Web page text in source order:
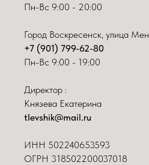
Пн-Вс 9:00 - 20:00
Город Воскресенск, улица
+7 (901) 799-62-80
Пн-Вс 9:00 - 19:00
Директор :
Князева Екатерина
tlevshik@mail.ru
ИНН 502240653593
ОГРН 318502200037018